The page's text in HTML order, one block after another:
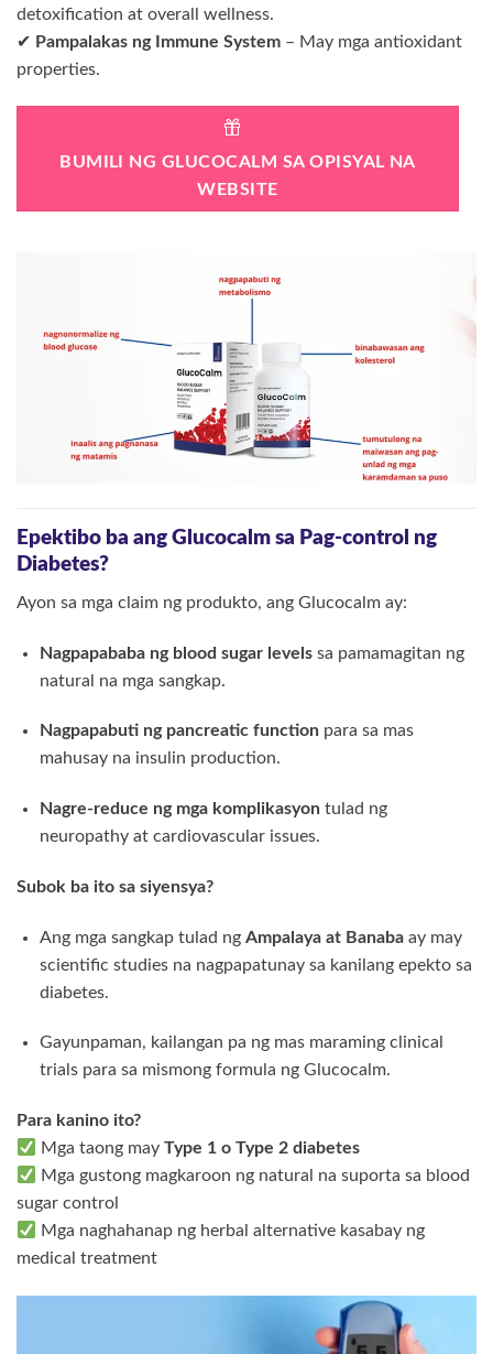
detoxification at overall wellness.
✔ Pampalakas ng Immune System – May mga antioxidant
properties.
BUMILI NG GLUCOCALM SA OPISYAL NA
WEBSITE
Epektibo ba ang Glucocalm sa Pag-control ng
Diabetes?
Ayon sa mga claim ng produkto, ang Glucocalm ay:
Nagpapababa ng blood sugar levelssa pamamagitan ng
natural na mga sangkap.
Nagpapabuti ng pancreatic functionpara sa mas
mahusay na insulin production.
Nagre-reduce ng mga komplikasyontulad ng
neuropathy at cardiovascular issues.
Subok ba ito sa siyensya?
Ang mga sangkap tulad ng Ampalaya at Banabaay may
scientific studies na nagpapatunay sa kanilang epekto sa
diabetes.
Gayunpaman, kailangan pa ng mas maraming clinical
trials para sa mismong formula ng Glucocalm.
Para kanino ito?
Mga taong mayType 1 o Type 2 diabetes
Mga gustong magkaroon ng natural na suporta sa blood
sugar control
Mga naghahanap ng herbal alternative kasabay ng
medical treatment